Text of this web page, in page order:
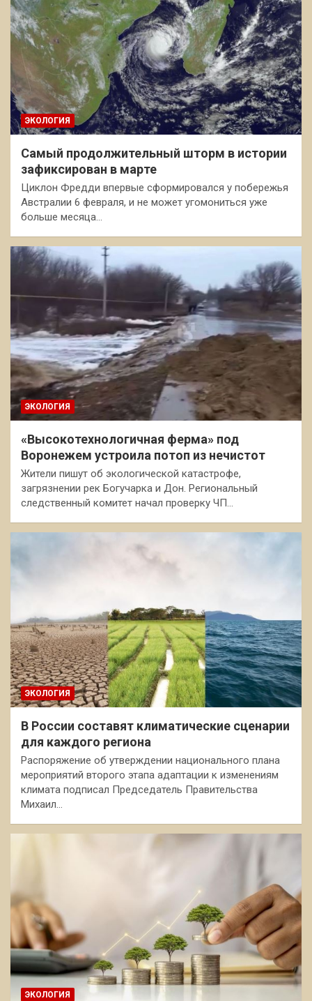
ЭКОЛОГИЯ
Самый продолжительный шторм в истории
зафиксирован в марте
Циклон Фредди впервые сформировался у побережья
Австралии 6 февраля, и не может угомониться уже
больше месяца…
ЭКОЛОГИЯ
«Высокотехнологичная ферма» под
Воронежем устроила потоп из нечистот
Жители пишут об экологической катастрофе,
загрязнении рек Богучарка и Дон. Региональный
следственный комитет начал проверку ЧП…
ЭКОЛОГИЯ
В России составят климатические сценарии
для каждого региона
Распоряжение об утверждении национального плана
мероприятий второго этапа адаптации к изменениям
климата подписал Председатель Правительства
Михаил…
ЭКОЛОГИЯ